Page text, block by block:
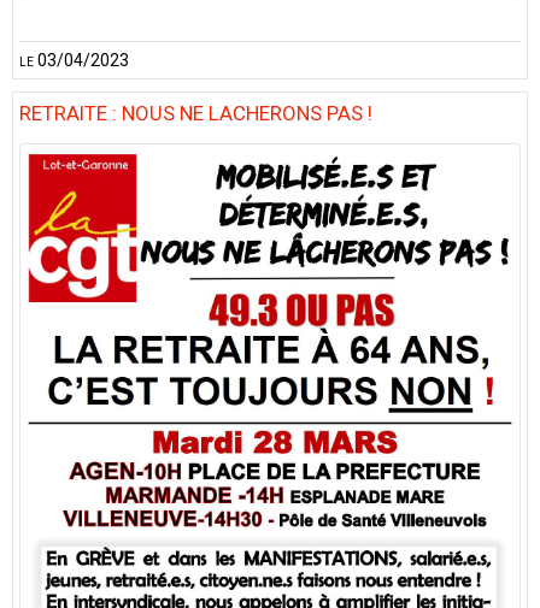
le 03/04/2023
RETRAITE : NOUS NE LACHERONS PAS !